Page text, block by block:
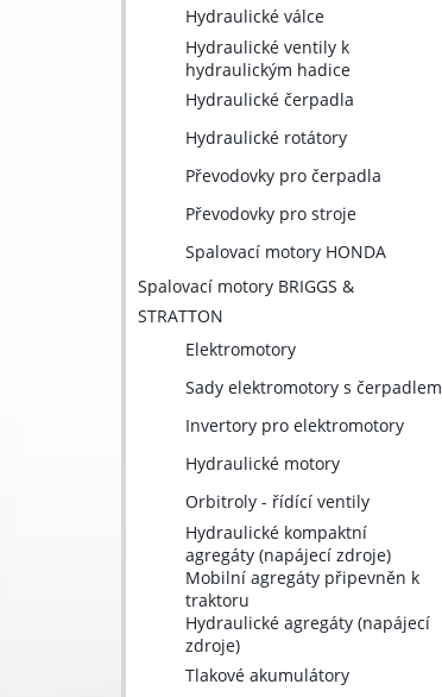
Hydraulické válce
Hydraulické ventily k
hydraulickým hadice
Hydraulické čerpadla
Hydraulické rotátory
Převodovky pro čerpadla
Převodovky pro stroje
Spalovací motory HONDA
Spalovací motory BRIGGS &
STRATTON
Elektromotory
Sady elektromotory s čerpadlem
Invertory pro elektromotory
Hydraulické motory
Orbitroly - řídící ventily
Hydraulické kompaktní
agregáty (napájecí zdroje)
Mobilní agregáty připevněn k
traktoru
Hydraulické agregáty (napájecí
zdroje)
Tlakové akumulátory